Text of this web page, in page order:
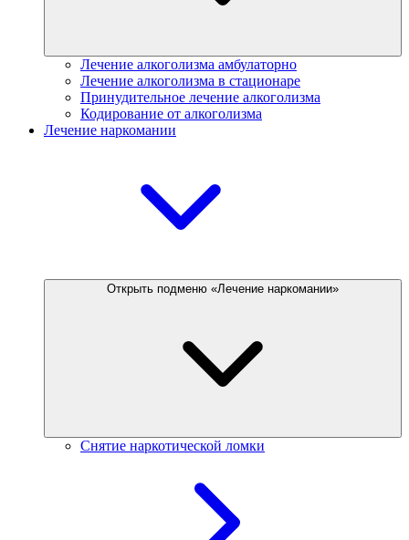
Лечение алкоголизма амбулаторно
Лечение алкоголизма в стационаре
Принудительное лечение алкоголизма
Кодирование от алкоголизма
Лечение наркомании
Открыть подменю «Лечение наркомании»
Снятие наркотической ломки